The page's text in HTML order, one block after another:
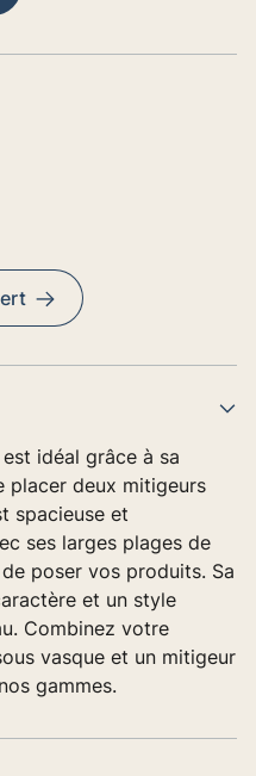
idéal grâce à sa
placer deux mitigeurs
spacieuse et
ses larges plages de
poser vos produits. Sa
et un style
Combinez votre
vasque et un mitigeur
gammes.